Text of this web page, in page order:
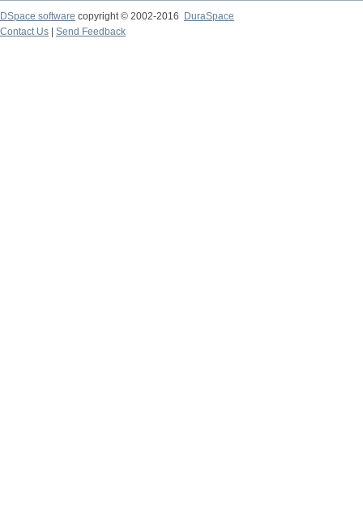
DSpace software copyright © 2002-2016
DuraSpace
Contact Us
Send Feedback